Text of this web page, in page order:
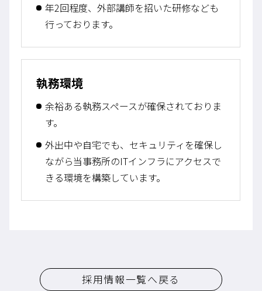
年2回程度、外部講師を招いた研修なども
行っております。
執務環境
余裕ある執務スペースが確保されておりま
す。
外出中や自宅でも、セキュリティを確保し
ながら当事務所のITインフラにアクセスで
きる環境を構築しています。
採用情報一覧へ戻る